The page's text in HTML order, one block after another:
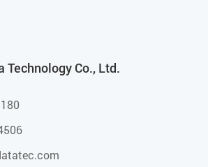
Technology Co., Ltd.